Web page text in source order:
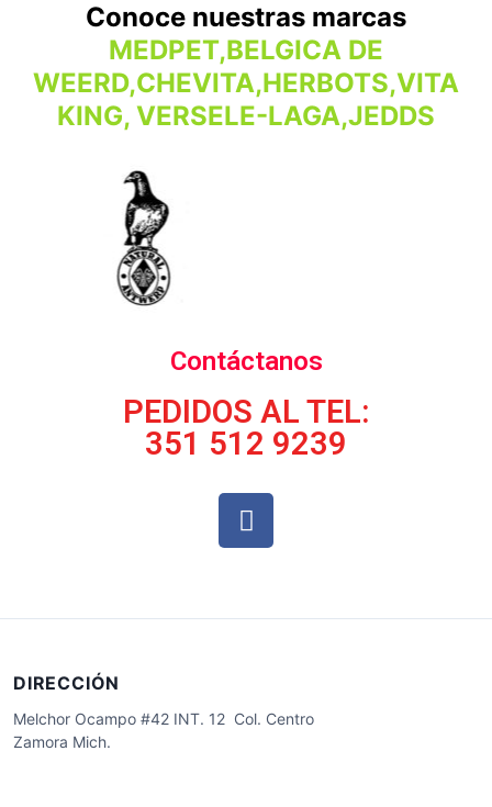
Conoce nuestras marcas
MEDPET,BELGICA DE
WEERD,CHEVITA,HERBOTS,VITA
KING, VERSELE-LAGA,JEDDS
Contáctanos
PEDIDOS AL TEL:
351 512 9239
DIRECCIÓN
Melchor Ocampo #42 INT. 12 Col. Centro
Zamora Mich.